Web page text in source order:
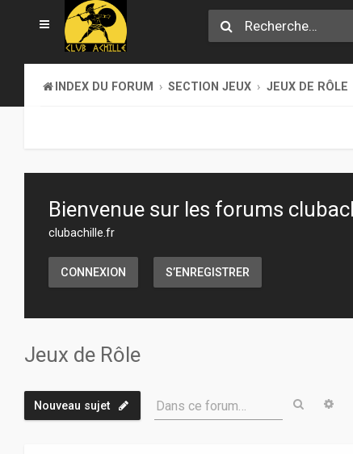
INDEX DU FORUM SECTION JEUX JEUX DE RÔLE
Bienvenue sur les forums
clubachille.fr
CONNEXION S’ENREGISTRER
Jeux de Rôle
Nouveau sujet Dans ce forum…